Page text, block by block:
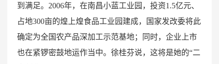
到满足。2006年，在南昌小蓝工业园，投资1.5亿元、
占地300亩的煌上煌食品工业园建成，国家发改委将此
确定为全国农产品深加工示范基地；同时，企业上市
也在紧锣密鼓地运作当中。徐桂芬说，这将是她的“二